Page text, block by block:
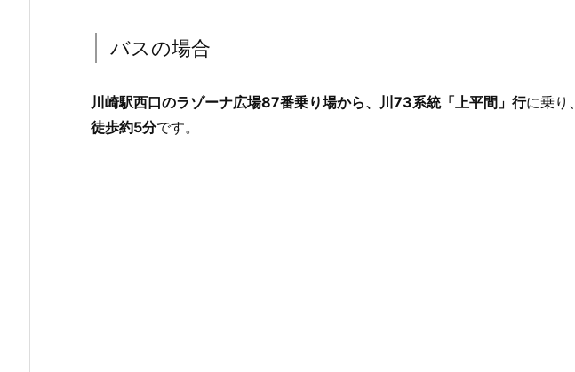
バスの場合
川崎駅西口のラゾーナ広場87番乗り場から、川73系統「上平間」行に乗り、
徒歩約5分です。